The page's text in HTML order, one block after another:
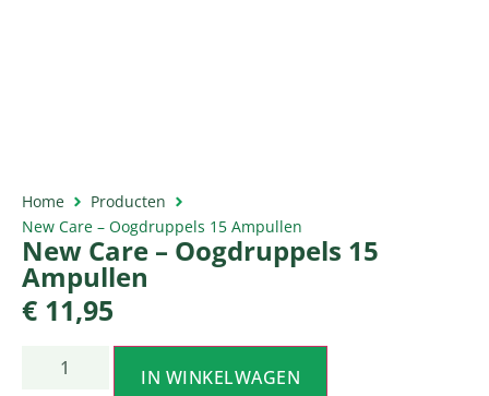
Home
Producten
New Care – Oogdruppels 15 Ampullen
New Care – Oogdruppels 15
Ampullen
€ 11,95
IN WINKELWAGEN